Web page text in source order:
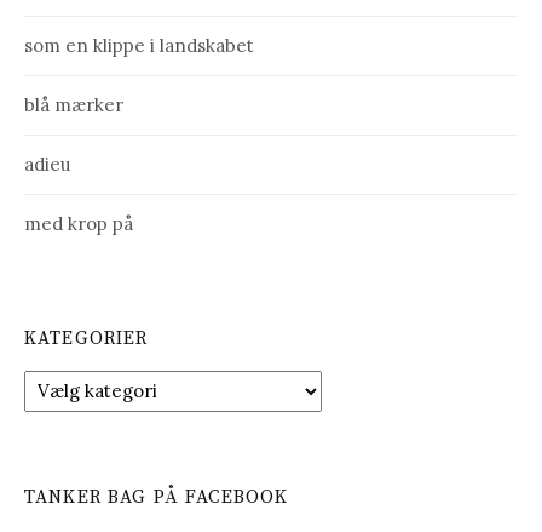
som en klippe i landskabet
blå mærker
adieu
med krop på
KATEGORIER
a
g
TANKER BAG PÅ FACEBOOK